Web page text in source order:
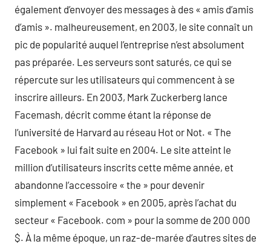
également d’envoyer des messages à des « amis d’amis
d’amis ». malheureusement, en 2003, le site connaît un
pic de popularité auquel l’entreprise n’est absolument
pas préparée. Les serveurs sont saturés, ce qui se
répercute sur les utilisateurs qui commencent à se
inscrire ailleurs. En 2003, Mark Zuckerberg lance
Facemash, décrit comme étant la réponse de
l’université de Harvard au réseau Hot or Not. « The
Facebook » lui fait suite en 2004. Le site atteint le
million d’utilisateurs inscrits cette même année, et
abandonne l’accessoire « the » pour devenir
simplement « Facebook » en 2005, après l’achat du
secteur « Facebook. com » pour la somme de 200 000
$. À la même époque, un raz-de-marée d’autres sites de